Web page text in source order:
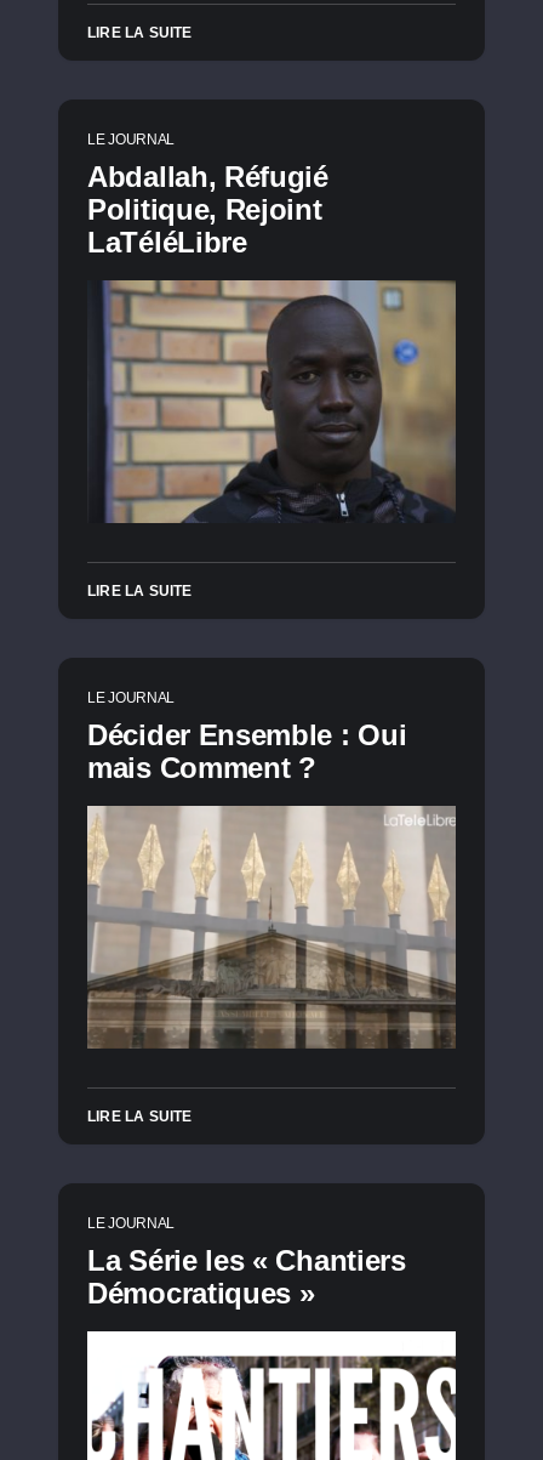
LIRE LA SUITE
LE JOURNAL
Abdallah, Réfugié
Politique, Rejoint
LaTéléLibre
LIRE LA SUITE
LE JOURNAL
Décider Ensemble : Oui
mais Comment ?
LIRE LA SUITE
LE JOURNAL
La Série les « Chantiers
Démocratiques »